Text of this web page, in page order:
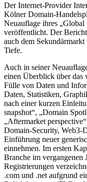
Der Internet-Provider
Kölner Domain-
Neuauflage ihres
veröffentlicht. Der
auch dem
Tiefe.
Auch in seiner
einen Überblick über das
Fülle von Daten und
Daten, Statistiken,
nach einer kurzen
snapshot“, „Domain
„Aftermarket
Domain-Security, Web3-
Einführung neuer
einnehmen. Im ersten
Branche im vergangenen
Registrierungen
.com und .net aufgrund